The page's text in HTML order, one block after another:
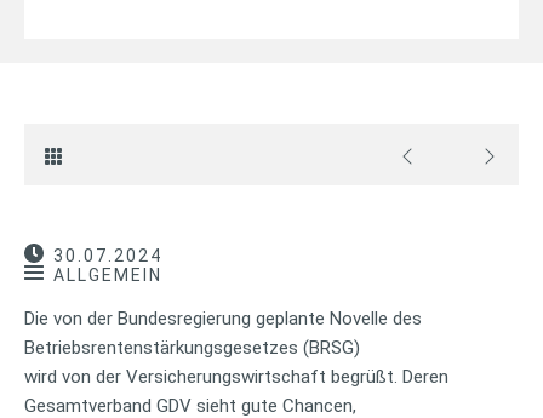
30.07.2024
ALLGEMEIN
Die von der Bundesregierung geplante Novelle des
Betriebsrentenstärkungsgesetzes (BRSG)
wird von der Versicherungswirtschaft begrüßt. Deren
Gesamtverband GDV sieht gute Chancen,